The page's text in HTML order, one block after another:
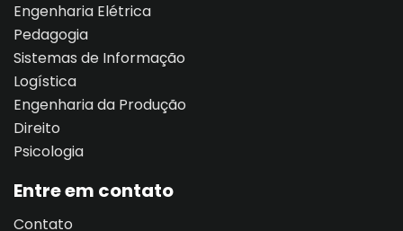
Engenharia Elétrica
Pedagogia
Sistemas de Informação
Logística
Engenharia da Produção
Direito
Psicologia
Entre em contato
Contato